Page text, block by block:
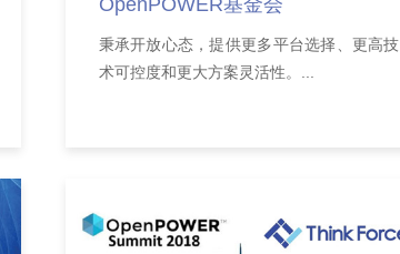
秉承开放心态，提供更多平台选择、更高技
术可控度和更大方案灵活性。...